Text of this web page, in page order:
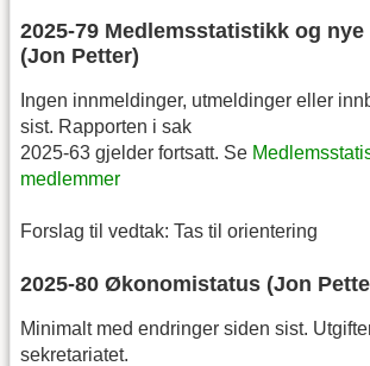
2025-79 Medlemsstatistikk og
(Jon Petter)
Ingen innmeldinger, utmeldinger eller
sist. Rapporten i sak
2025-63 gjelder fortsatt. Se
medlemmer
Forslag til vedtak: Tas til orientering
2025-80 Økonomistatus (Jon
Minimalt med endringer siden sist.
sekretariatet.